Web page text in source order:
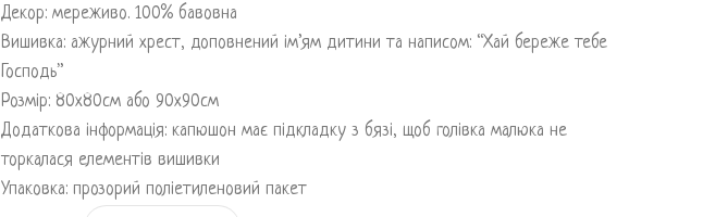
Декор: мереживо. 100% бавовна
Вишивка: ажурний хрест, доповнений ім’ям дитини та написом: “Хай береже тебе
Господь”
Розмір: 80х80см або 90х90см
Додаткова інформація: капюшон має підкладку з бязі, щоб голівка малюка не
торкалася елементів вишивки
Упаковка: прозорий поліетиленовий пакет